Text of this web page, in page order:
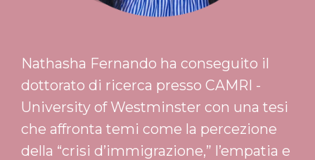
Nathasha Fernando ha conseguito il
dottorato di ricerca presso CAMRI -
University of Westminster con una tesi
che affronta temi come la percezione
della “crisi d’immigrazione,” l’empatia e